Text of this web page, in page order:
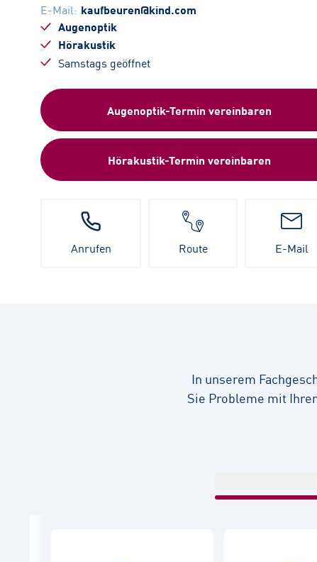
E-Mail: kaufbeuren@kind.com
Augenoptik
Hörakustik
Samstags geöffnet
Augenoptik-Termin vereinbaren
Hörakustik-Termin vereinbaren
Anrufen Route E-Mail
In unserem
Sie Probleme mit